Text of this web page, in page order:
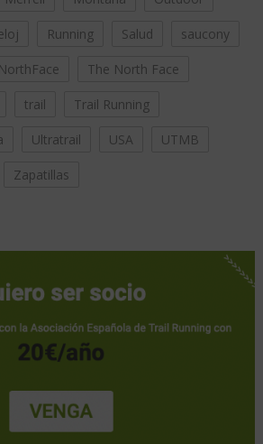
Running Salud saucony
The North Face
trail Trail Running
Ultratrail USA UTMB
Zapatillas